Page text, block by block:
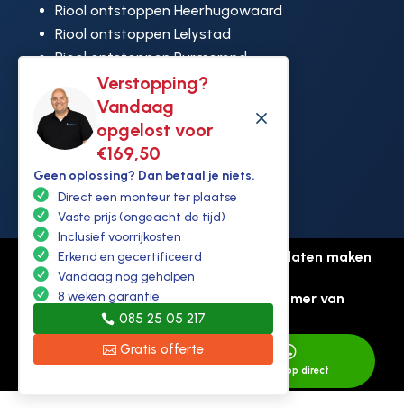
Verstopping?
Vandaag
opgelost voor
€169,50
M
Geen oplossing? Dan betaal je niets.
Direct een monteur ter plaatse
Vaste prijs (ongeacht de tijd)
Inclusief voorrijkosten
Erkend en gecertificeerd
Vandaag nog geholpen
8 weken garantie
085 25 05 217
Gratis offerte
Riool ontstoppen Heerhugowaard
Riool ontstoppen Lelystad
Riool ontstoppen Purmerend
Riool ontstoppen Ridderkerk
Riool ontstoppen Rijswijk
Riool ontstoppen Hoek van Holland
© Copyright Ontstoppen.nl |
Website laten maken
door Flexamedia
Privacyverklaring
Kamer van
koophandel: 94307431
 
Whatsapp direct